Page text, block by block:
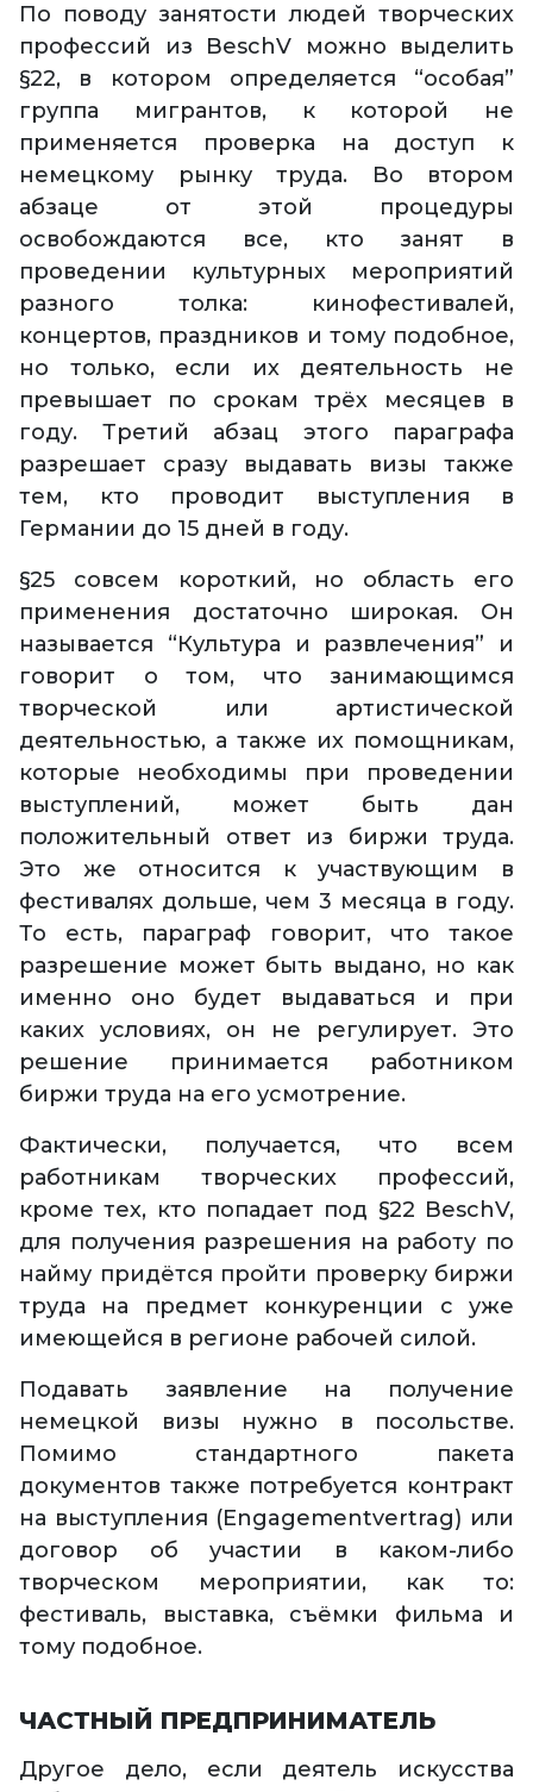
По поводу занятости людей творческих
профессий из BeschV можно выделить
§22, в котором определяется “особая”
группа мигрантов, к которой не
применяется проверка на доступ к
немецкому рынку труда. Во втором
абзаце от этой процедуры
освобождаются все, кто занят в
проведении культурных мероприятий
разного толка: кинофестивалей,
концертов, праздников и тому подобное,
но только, если их деятельность не
превышает по срокам трёх месяцев в
году. Третий абзац этого параграфа
разрешает сразу выдавать визы также
тем, кто проводит выступления в
Германии до 15 дней в году.
§25 совсем короткий, но область его
применения достаточно широкая. Он
называется “Культура и развлечения” и
говорит о том, что занимающимся
творческой или артистической
деятельностью, а также их помощникам,
которые необходимы при проведении
выступлений, может быть дан
положительный ответ из биржи труда.
Это же относится к участвующим в
фестивалях дольше, чем 3 месяца в году.
То есть, параграф говорит, что такое
разрешение может быть выдано, но как
именно оно будет выдаваться и при
каких условиях, он не регулирует. Это
решение принимается работником
биржи труда на его усмотрение.
Фактически, получается, что всем
работникам творческих профессий,
кроме тех, кто попадает под §22 BeschV,
для получения разрешения на работу по
найму придётся пройти проверку биржи
труда на предмет конкуренции с уже
имеющейся в регионе рабочей силой.
Подавать заявление на получение
немецкой визы нужно в посольстве.
Помимо стандартного пакета
документов также потребуется контракт
на выступления (Engagementvertrag) или
договор об участии в каком-либо
творческом мероприятии, как то:
фестиваль, выставка, съёмки фильма и
тому подобное.
ЧАСТНЫЙ ПРЕДПРИНИМАТЕЛЬ
Другое дело, если деятель искусства